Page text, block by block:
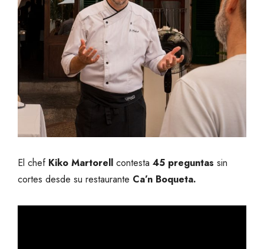
El chef Kiko Martorell contesta 45 preguntas sin
cortes desde su restaurante Ca’n Boqueta.